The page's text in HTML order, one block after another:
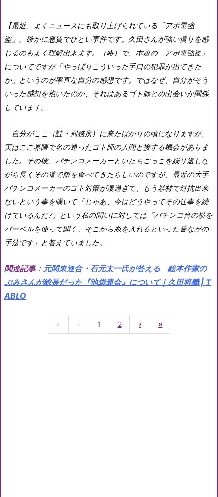
【最近、よくニュースにも取り上げられている「アポ電強
盗」。確かに悪質でひとい事件です。久田さんが強い憤りを感
じるのもよく理解出来ます。（略）で、本題の「アポ電強盗」
についてですが「やっぱりこういった手口の犯罪が出てきた
か」というのが率直な自分の感想です。ではなぜ、自分がそう
いった感想を抱いたのか、それはあるゴト師との出会いが関係
しています。
自分がここ（註・刑務所）に来たばかりの頃になりますが、
実はここ界隈で名の通ったゴト師の人間と接する機会がありま
した。その彼、パチンコメーカーといたちごっこを繰り返しな
がら長くその道で飯を食べてきたらしいのですが、最近の大手
パチンコメーカーのゴト対策が凄過ぎて、もう器材で対抗出来
ないという事を嘆いて「じゃあ、今はどうやってその仕事を続
けているんだ?」という私の問いに対しては「パチンコ台の横を
バーベルを使って開く。そこから糸を入れるといった昔ながの
手法です」と答えていました。
関連記事： 元関東連合・石元太一氏が答える 絵本作家の
ぶみさんが総長だった『池袋連合』について｜久田将義 | T
ABLO
« ‹ 1 2 › »